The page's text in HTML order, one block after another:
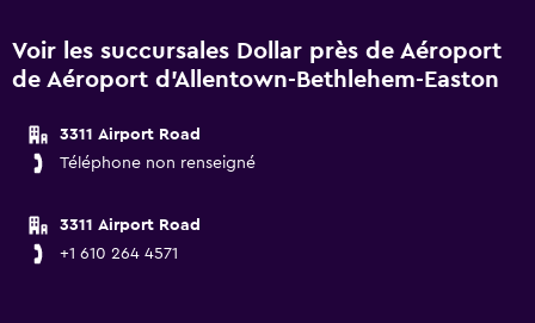
Voir les succursales Dollar près de Aéroport
de Aéroport d'Allentown-Bethlehem-Easton
3311 Airport Road
Téléphone non renseigné
3311 Airport Road
+1 610 264 4571